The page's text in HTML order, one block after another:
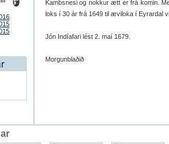
Kambs­nesi og nokk­ur ætt er frá kom­in.
loks í 30 ár frá 1649 til æviloka í Eyr­ar­dal
Jón Indíafari lést 2. maí 1679.
Morgunblaðið